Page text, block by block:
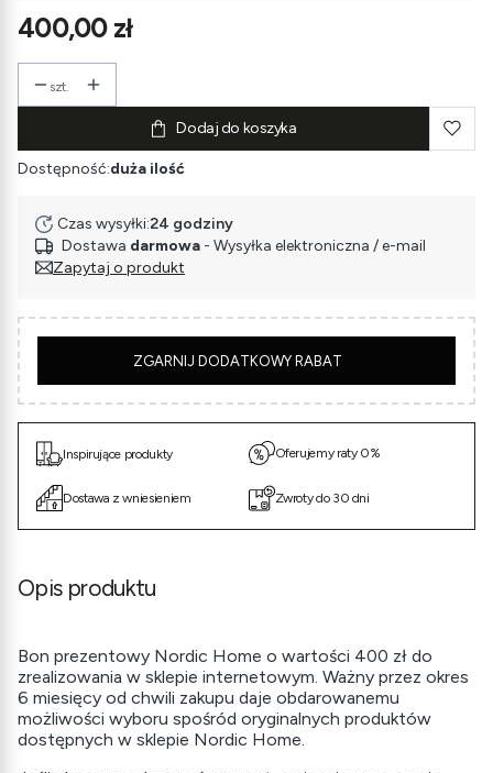
Cena
400,00 zł
szt.
Dodaj do koszyka
Dostępność:duża ilość
Czas wysyłki:24 godziny
Dostawa darmowa - Wysyłka elektroniczna / e-mail
Zapytaj o produkt
ZGARNIJ DODATKOWY RABAT
Inspirujące produkty
Dostawa z wniesieniem
Oferujemy raty 0%
Zwroty do 30 dni
Opis produktu
Bon prezentowy Nordic Home o wartości 400 zł do
zrealizowania w sklepie internetowym. Ważny przez okres
6 miesięcy od chwili zakupu daje obdarowanemu
możliwości wyboru spośród oryginalnych produktów
dostępnych w sklepie Nordic Home.